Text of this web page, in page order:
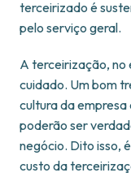
terceirizado é
pelo serviço geral.
A terceirização, no
cuidado. Um bom
cultura da empresa
poderão ser
negócio. Dito isso,
custo da